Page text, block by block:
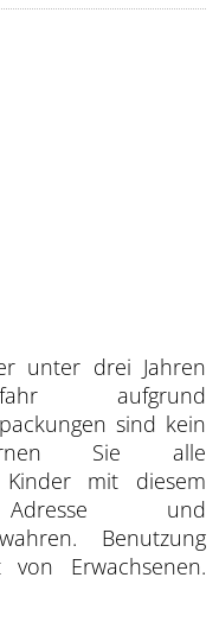
unter drei Jahren
aufgrund
sind kein
Sie alle
Kinder mit diesem
und
Benutzung
Erwachsenen.